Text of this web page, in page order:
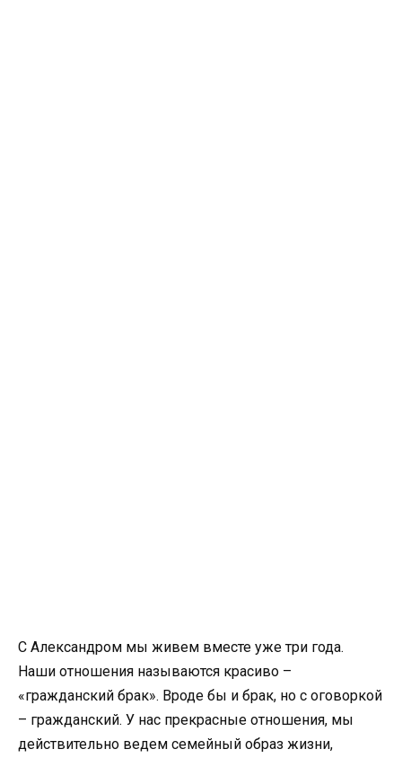
С Александром мы живем вместе уже три года.
Наши отношения называются красиво –
«гражданский брак». Вроде бы и брак, но с оговоркой
– гражданский. У нас прекрасные отношения, мы
действительно ведем семейный образ жизни,